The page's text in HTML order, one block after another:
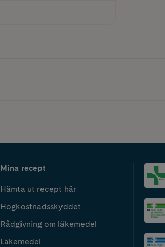
Mina recept
Hämta ut recept här
Högkostnadsskyddet
Rådgivning om läkemedel
Läkemedel